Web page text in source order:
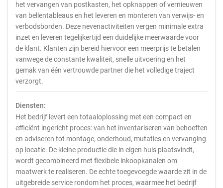
het vervangen van postkasten, het opknappen of vernieuwen
van bellentableaus en het leveren en monteren van verwijs- en
verbodsborden. Deze nevenactiviteiten vergen minimale extra
inzet en leveren tegelijkertijd een duidelijke meerwaarde voor
de klant. Klanten zijn bereid hiervoor een meerprijs te betalen
vanwege de constante kwaliteit, snelle uitvoering en het
gemak van één vertrouwde partner die het volledige traject
verzorgt.
Diensten:
Het bedrijf levert een totaaloplossing met een compact en
efficiënt ingericht proces: van het inventariseren van behoeften
en adviseren tot montage, onderhoud, mutaties en vervanging
op locatie. De kleine productie die in eigen huis plaatsvindt,
wordt gecombineerd met flexibele inkoopkanalen om
maatwerk te realiseren. De echte toegevoegde waarde zit in de
uitgebreide service rondom het proces, waarmee het bedrijf